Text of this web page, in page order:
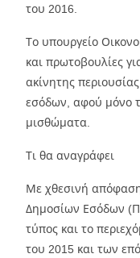
του 2016.
Το υπουργείο
και πρωτοβουλίες
ακίνητης
εσόδων, αφού μόνο
μισθώματα.
Τι θα αναγράφει
Με χθεσινή
Δημοσίων Εσόδων
τύπος και το
του 2015 και των